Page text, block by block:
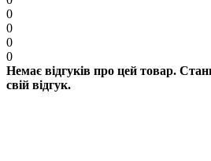
0
0
0
0
Немає відгуків про цей товар.
свій відгук.